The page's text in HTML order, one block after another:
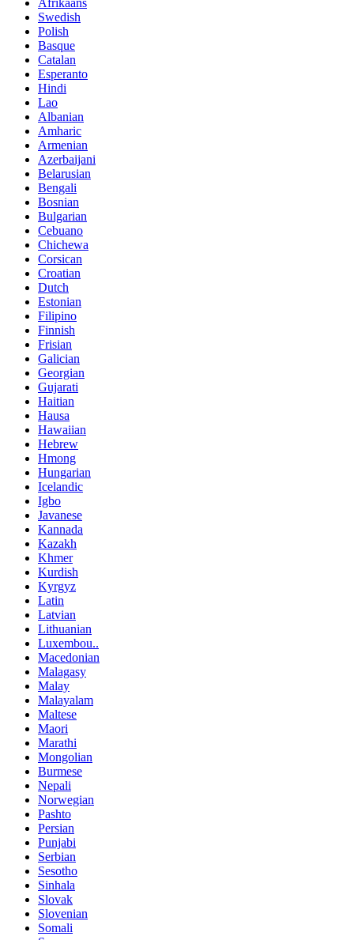
Afrikaans
Swedish
Polish
Basque
Catalan
Esperanto
Hindi
Lao
Albanian
Amharic
Armenian
Azerbaijani
Belarusian
Bengali
Bosnian
Bulgarian
Cebuano
Chichewa
Corsican
Croatian
Dutch
Estonian
Filipino
Finnish
Frisian
Galician
Georgian
Gujarati
Haitian
Hausa
Hawaiian
Hebrew
Hmong
Hungarian
Icelandic
Igbo
Javanese
Kannada
Kazakh
Khmer
Kurdish
Kyrgyz
Latin
Latvian
Lithuanian
Luxembou..
Macedonian
Malagasy
Malay
Malayalam
Maltese
Maori
Marathi
Mongolian
Burmese
Nepali
Norwegian
Pashto
Persian
Punjabi
Serbian
Sesotho
Sinhala
Slovak
Slovenian
Somali